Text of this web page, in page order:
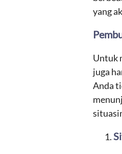
yang
Untuk
juga
Anda